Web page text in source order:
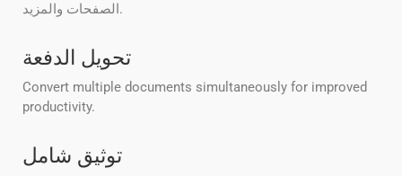
الصفحات والمزيد.
تحويل الدفعة
Convert multiple documents simultaneously for improved
productivity.
توثيق شامل